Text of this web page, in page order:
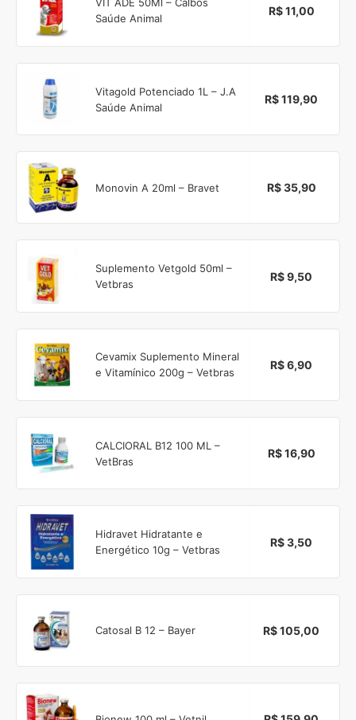
VIT ADE 50Ml – Calbos
Saúde Animal
R$ 11,00
Vitagold Potenciado 1L – J.A
Saúde Animal
R$ 119,90
Monovin A 20ml – Bravet R$ 35,90
Suplemento Vetgold 50ml –
Vetbras
R$ 9,50
Cevamix Suplemento Mineral
e Vitamínico 200g – Vetbras
R$ 6,90
CALCIORAL B12 100 ML –
VetBras
R$ 16,90
Hidravet Hidratante e
Energético 10g – Vetbras
R$ 3,50
Catosal B 12 – Bayer R$ 105,00